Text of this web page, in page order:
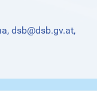
dsb@dsb.gv.at,